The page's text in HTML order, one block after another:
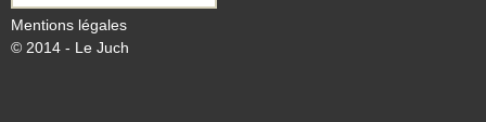
pour :
Mentions légales
© 2014 - Le Juch